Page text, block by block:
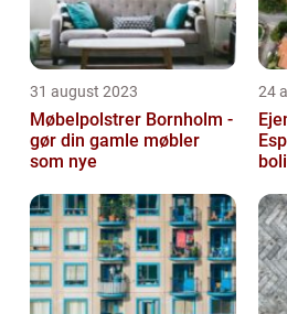
31 august 2023
Møbelpolstrer Bornholm -
gør din gamle møbler
som nye
24